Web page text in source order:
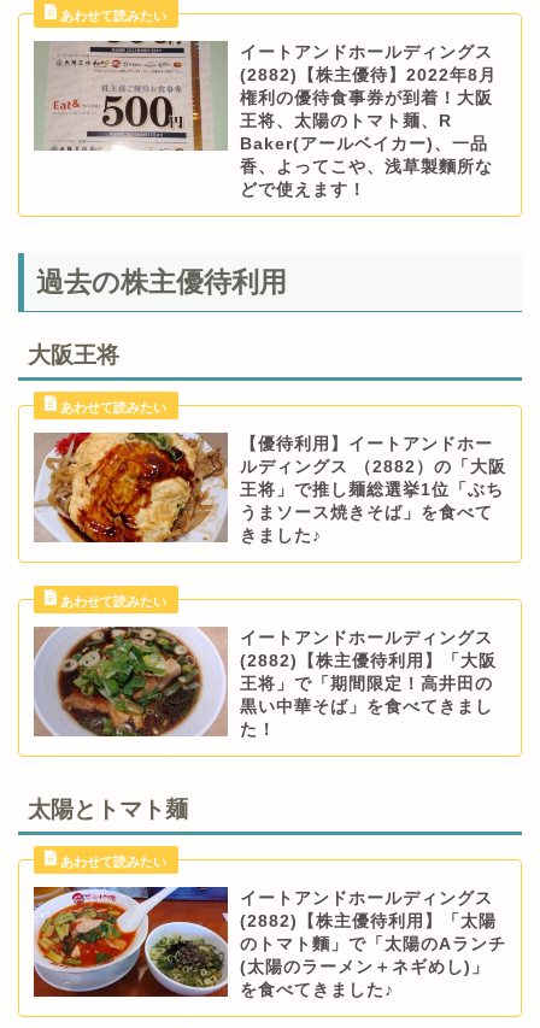
イートアンドホールディングス
(2882)【株主優待】2022年8月
権利の優待食事券が到着！大阪
王将、太陽のトマト麺、R
Baker(アールベイカー)、一品
香、よってこや、浅草製麵所な
どで使えます！
過去の株主優待利用
大阪王将
【優待利用】イートアンドホー
ルディングス （2882）の「大阪
王将」で推し麺総選挙1位「ぶち
うまソース焼きそば」を食べて
きました♪
イートアンドホールディングス
(2882)【株主優待利用】「大阪
王将」で「期間限定！高井田の
黒い中華そば」を食べてきまし
た！
太陽とトマト麺
イートアンドホールディングス
(2882)【株主優待利用】「太陽
のトマト麵」で「太陽のAランチ
(太陽のラーメン＋ネギめし)」
を食べてきました♪